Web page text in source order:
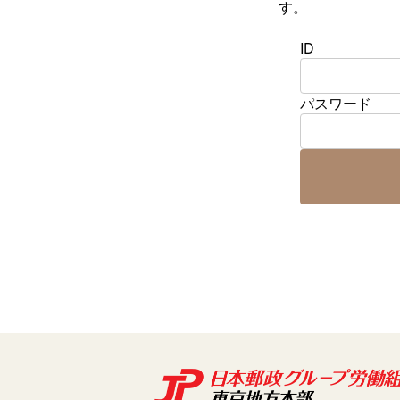
す。
ID
パスワード